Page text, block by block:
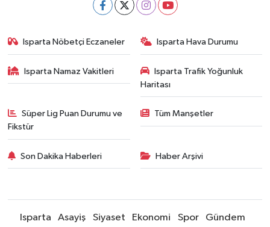
Isparta Nöbetçi Eczaneler Isparta Hava Durumu
Isparta Namaz Vakitleri
Isparta Trafik Yoğunluk
Haritası
Süper Lig Puan Durumu ve
Fikstür
Tüm Manşetler
Son Dakika Haberleri Haber Arşivi
Isparta Asayiş Siyaset Ekonomi Spor Gündem